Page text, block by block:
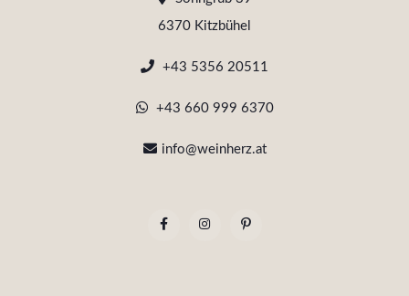
6370 Kitzbühel
+43 5356 20511
+43 660 999 6370
info@weinherz.at